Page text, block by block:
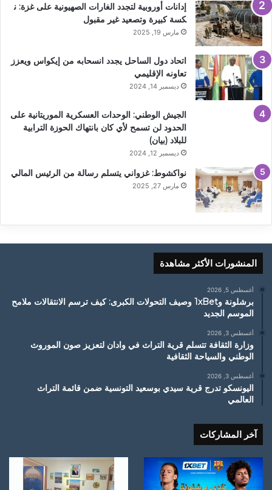
إدانات أوروبية لتجدد الغارات الصهيونية على غزة: ن
كسة كبيرة وتصعيد غير مقبول
مارس 19, 2025
اتحاد دول الساحل يجدد انسحابه من إيكواس ويعزز
تعاونه الإقليمي
ديسمبر 14, 2024
الجيش الوطني: الوحدات العسكرية الموريتانية على
الحدود لن تسمح لأي كان بانتهاك الحوزة الترابية
للبلاد (بيان)
ديسمبر 12, 2024
نواكشوط: غزواني يتسلم رسالة من الرئيس المالي
مارس 27, 2025
المنشورات الأكثر مشاهدة
أغسطس 5, 2026
برشلونة و1xBet وصيف التحولات الكبرى: كيف ترسم الانتقالات ملامح
الموسم الجديد
أغسطس 3, 2026
وزارة الثقافة تتسلم قرية التراث في وادان لتعزيز صون الموروث
الوطني والسياحة الثقافية
أغسطس 3, 2026
اليونسكو تدرج قرية سيدي بوسعيد التونسية ضمن قائمة التراث
العالمي
آخر المشاركات